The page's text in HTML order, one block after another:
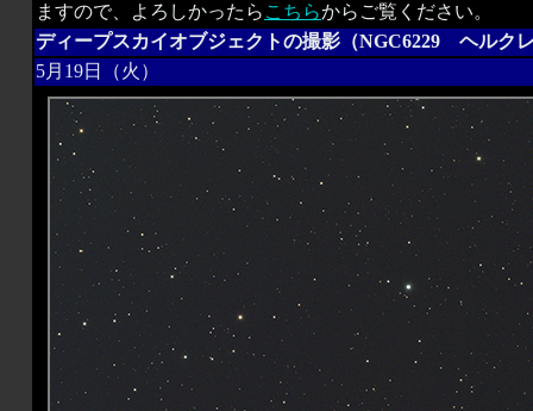
ますので、よろしかったら こちらからご覧ください。
ディープスカイオブジェクトの撮影（NGC6229 ヘルク
5月19日（火）